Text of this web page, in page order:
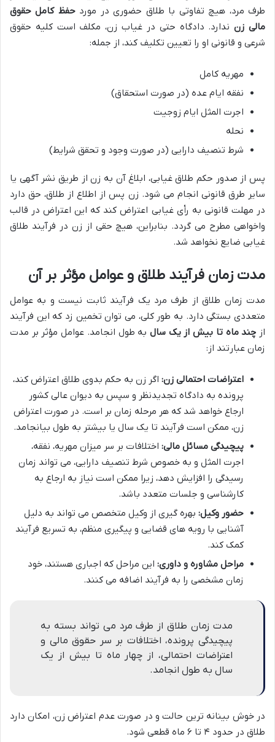
طرف مرد، هیچ تفاوتی با طلاق حضوری در موردحفظ کامل حقوق
مالی زنندارد. دادگاه حتی در غیاب زن، مکلف است کلیه حقوق
شرعی و قانونی او را تعیین تکلیف کند، از جمله:
مهریه کامل
نفقه ایام عده (در صورت استحقاق)
اجرت المثل ایام زوجیت
نحله
شرط تنصیف دارایی (در صورت وجود و تحقق شرایط)
پس از صدور حکم طلاق غیابی، ابلاغ آن به زن از طریق نشر آگهی یا
سایر طرق قانونی انجام می شود. زن پس از اطلاع از طلاق، حق دارد
در مهلت قانونی به رأی غیابی اعتراض کند که این اعتراض در قالب
واخواهی مطرح می گردد. بنابراین، هیچ حقی از زن در فرآیند طلاق
غیابی ضایع نخواهد شد.
مدت زمان فرآیند طلاق و عوامل مؤثر بر آن
مدت زمان طلاق از طرف مرد یک فرآیند ثابت نیست و به عوامل
متعددی بستگی دارد. به طور کلی، می توان تخمین زد که این فرآیند
از چند ماه تا بیش از یک سال به طول انجامد. عوامل مؤثر بر مدت
زمان عبارتند از:
اعتراضات احتمالی زن: اگر زن به حکم بدوی طلاق اعتراض کند،
پرونده به دادگاه تجدیدنظر و سپس به دیوان عالی کشور
ارجاع خواهد شد که هر مرحله زمان بر است. در صورت اعتراض
زن، ممکن است فرآیند تا یک سال یا بیشتر به طول بیانجامد.
پیچیدگی مسائل مالی: اختلافات بر سر میزان مهریه، نفقه،
اجرت المثل و به خصوص شرط تنصیف دارایی، می تواند زمان
رسیدگی را افزایش دهد، زیرا ممکن است نیاز به ارجاع به
کارشناسی و جلسات متعدد باشد.
حضور وکیل: بهره گیری از وکیل متخصص می تواند به دلیل
آشنایی با رویه های قضایی و پیگیری منظم، به تسریع فرآیند
کمک کند.
مراحل مشاوره و داوری: این مراحل که اجباری هستند، خود
زمان مشخصی را به فرآیند اضافه می کنند.
مدت زمان طلاق از طرف مرد می تواند بسته به
پیچیدگی پرونده، اختلافات بر سر حقوق مالی و
اعتراضات احتمالی، از چهار ماه تا بیش از یک
سال به طول انجامد.
در خوش بینانه ترین حالت و در صورت عدم اعتراض زن، امکان دارد
طلاق در حدود ۴ تا ۶ ماه قطعی شود.